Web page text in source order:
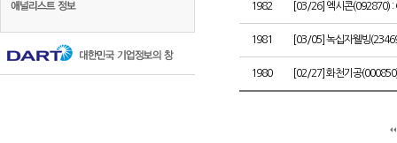
1982 [03/26] 엑시콘(092870) :
1981 [03/05] 녹십자웰빙
1980 [02/27] 화천기공